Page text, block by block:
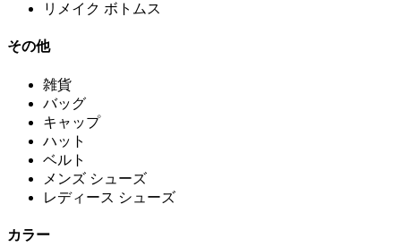
リメイク ボトムス
その他
雑貨
バッグ
キャップ
ハット
ベルト
メンズ シューズ
レディース シューズ
カラー